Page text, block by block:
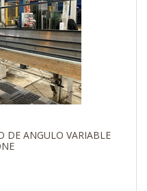
DE ANGULO VARIABLE